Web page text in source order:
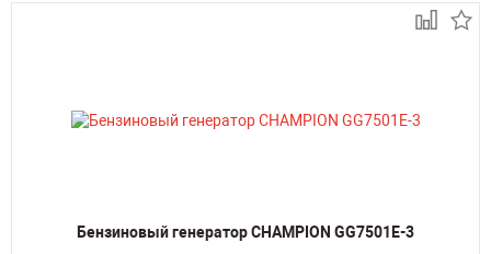
Бензиновый генератор CHAMPION GG7501E-3